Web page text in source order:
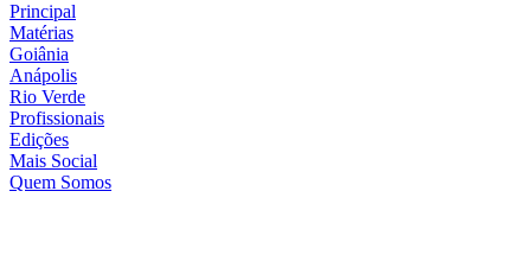
Principal
Matérias
Goiânia
Anápolis
Rio Verde
Profissionais
Edições
Mais Social
Quem Somos